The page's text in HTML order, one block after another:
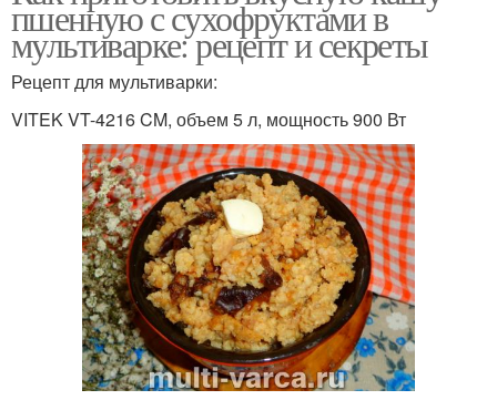
пшенную с сухофруктами в
мультиварке: рецепт и секреты
Рецепт для мультиварки:
VITEK VT-4216 CM, объем 5 л, мощность 900 Вт